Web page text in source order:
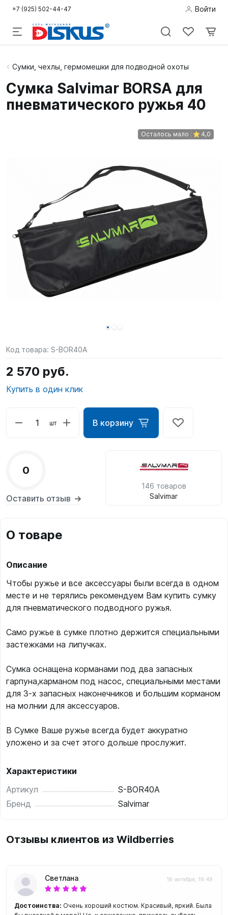
+7 (925) 502-44-47 Войти
Подводная
Дайвинг
Бассейн
SUP-
сёрфинг
Подарочные
Карты
Акции
Сумки, чехлы, гермомешки для подводной охоты
Сумка Salvimar BORSA для
пневматического ружья 40
Осталось мало 4,0
Код товара: S-BOR40A
2 570 руб.
Купить в один клик
шт В корзину
0
Оставить отзыв
146 товаров
Salvimar
О товаре
Описание
Чтобы ружье и все аксессуары были всегда в одном
месте и не терялись рекомендуем Вам купить сумку
для пневматического подводного ружья.
Само ружье в сумке плотно держится специальными
застежками на липучках.
Сумка оснащена корманами под два запасных
гарпуна,карманом под насос, специальными местами
для 3-х запасных наконечников и большим корманом
на молнии для аксессуаров.
В Сумке Ваше ружье всегда будет аккуратно
уложено и за счет этого дольше прослужит.
Характеристики
Артикул
S-BOR40A
Бренд
Salvimar
Отзывы клиентов из Wildberries
Светлана 16 октября, 19:49
Достоинства: Очень хороший костюм. Красивый, яркий. Была